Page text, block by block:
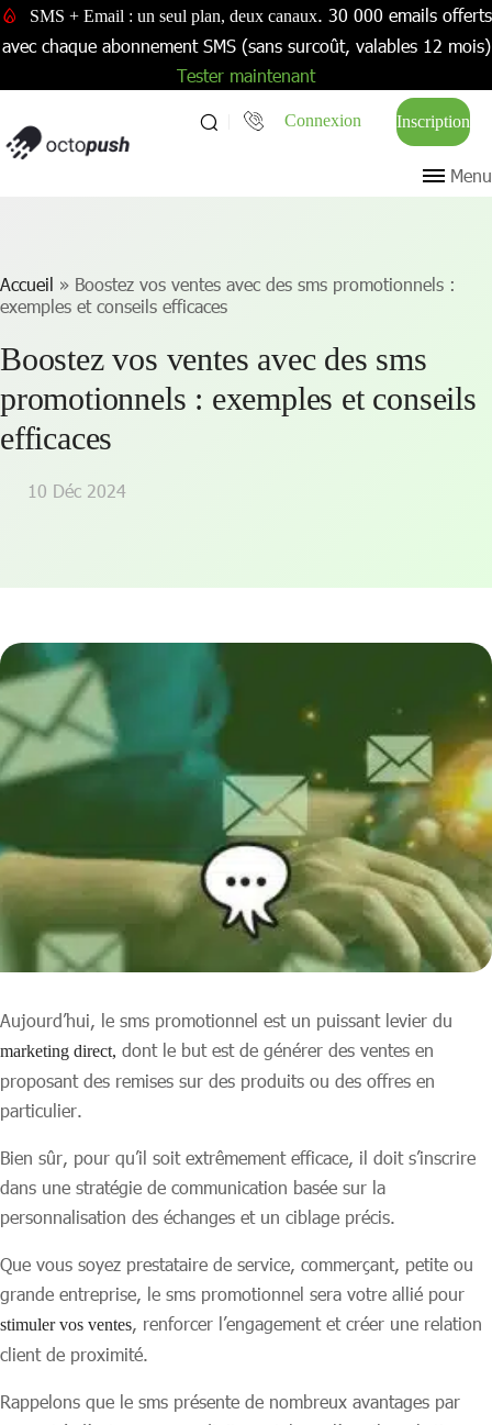
SMS + Email : un seul plan, deux canaux. 30 000 emails offerts
avec chaque abonnement SMS (sans surcoût, valables 12 mois)
Tester maintenant
Connexion Inscription
Menu
Accueil » Boostez vos ventes avec des sms promotionnels :
exemples et conseils efficaces
Boostez vos ventes avec des sms
promotionnels : exemples et conseils
efficaces
10 Déc 2024
Aujourd’hui, le sms promotionnel est un puissant levier du
marketing direct, dont le but est de générer des ventes en
proposant des remises sur des produits ou des offres en
particulier.
Bien sûr, pour qu’il soit extrêmement efficace, il doit s’inscrire
dans une stratégie de communication basée sur la
personnalisation des échanges et un ciblage précis.
Que vous soyez prestataire de service, commerçant, petite ou
grande entreprise, le sms promotionnel sera votre allié pour
stimuler vos ventes, renforcer l’engagement et créer une relation
client de proximité.
Rappelons que le sms présente de nombreux avantages par